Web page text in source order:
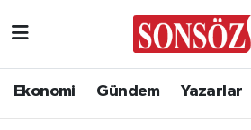
Ekonomi Gündem Yazarlar
Asayiş
Ankara Nöbetçi Eczaneler